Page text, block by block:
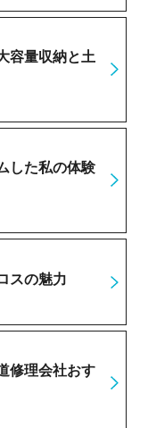
容量収納と土
した私の体験
スの魅力
修理会社おす